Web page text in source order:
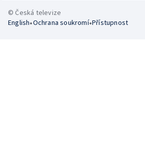
© Česká televize
English•Ochrana soukromí•Přístupnost